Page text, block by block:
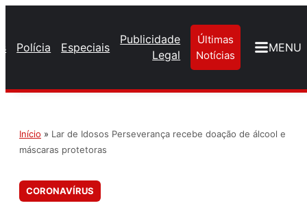
Polícia Especiais
Publicidade
Legal
Últimas
Notícias
MENU
Início » Lar de Idosos Perseverança recebe doação de álcool e
máscaras protetoras
CORONAVÍRUS